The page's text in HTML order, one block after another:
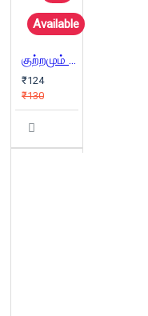
Available
குற்றமும் அரசியலும் (எதிர்க்குரல் -3)
₹124
₹130